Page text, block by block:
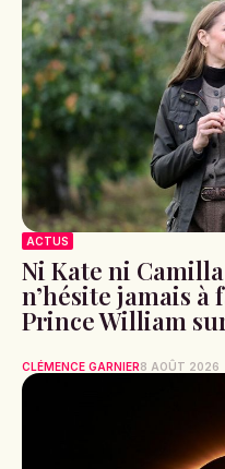
ACTUS
Ni Kate ni
n’hésite jamais à
Prince William
CLÉMENCE GARNIER8 AOÛT 2026